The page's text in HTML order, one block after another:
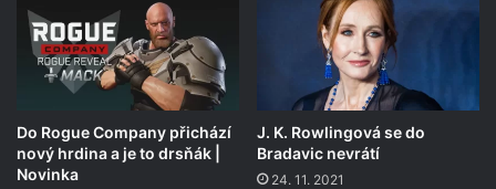
Do Rogue Company přichází
nový hrdina a je to drsňák |
Novinka
J. K. Rowlingová se do
Bradavic nevrátí
24. 11. 2021